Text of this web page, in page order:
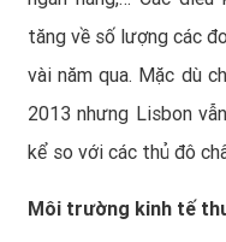
tăng về số lượng các
vài năm qua. Mặc dù
2013 nhưng Lisbon
kể so với các thủ đô
Môi trường kinh tế